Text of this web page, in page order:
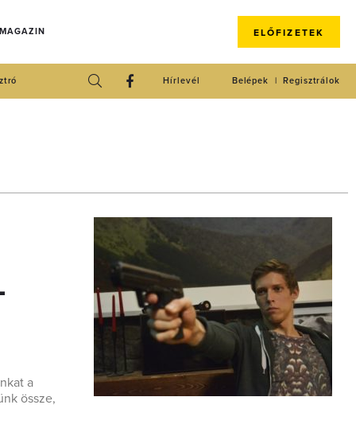
ELŐFIZETEK
Regisztrálok
Belépek
Hírlevél
a
össze,